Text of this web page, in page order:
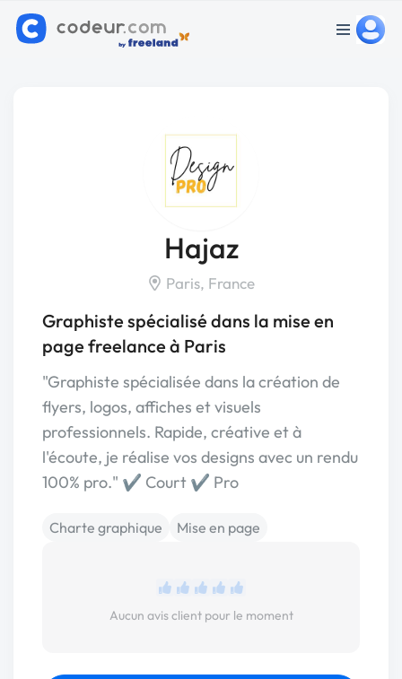
Hajaz
Paris, France
Graphiste spécialisé dans la mise en
page freelance à Paris
"Graphiste spécialisée dans la création de
flyers, logos, affiches et visuels
professionnels. Rapide, créative et à
l'écoute, je réalise vos designs avec un rendu
100% pro." ✔️ Court ✔️ Pro
Charte graphique Mise en page
Aucun avis client pour le moment